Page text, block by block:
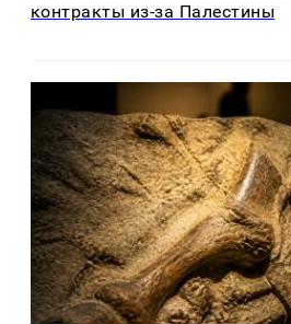
контракты из-за Палестины